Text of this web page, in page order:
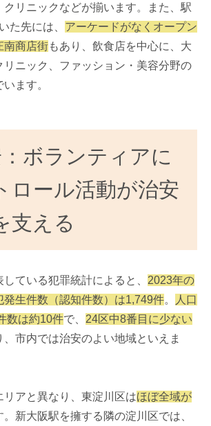
クリニックなどが揃います。また、駅
た先には、 アーケードがなくオープン
南商店街もあり、飲食店を中心に、大
リニック、ファッション・美容分野の
ます。
ボランティアに
ロール活動が治安
支える
ている犯罪統計によると、 2023年の
発生件数（認知件数）は1,749件。
人口
数は約10件で、 24区中8番目に少ない
、市内では治安のよい地域といえま
リアと異なり、東淀川区はほぼ全域が
。新大阪駅を擁する隣の淀川区では、